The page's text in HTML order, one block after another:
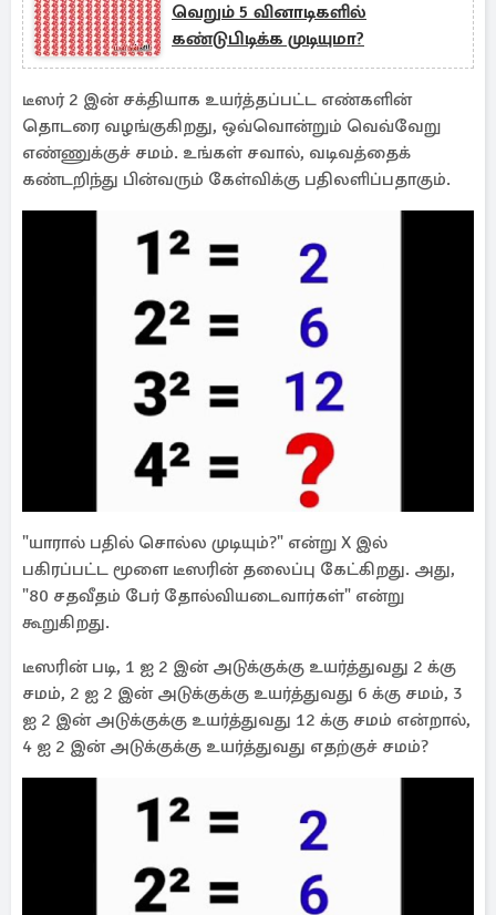
வெறும் 5 வினாடிகளில்
கண்டுபிடிக்க முடியுமா?
டீஸர் 2 இன் சக்தியாக உயர்த்தப்பட்ட எண்களின்
தொடரை வழங்குகிறது, ஒவ்வொன்றும் வெவ்வேறு
எண்ணுக்குச் சமம். உங்கள் சவால், வடிவத்தைக்
கண்டறிந்து பின்வரும் கேள்விக்கு பதிலளிப்பதாகும்.
"யாரால் பதில் சொல்ல முடியும்?" என்று X இல்
பகிரப்பட்ட மூளை டீஸரின் தலைப்பு கேட்கிறது. அது,
"80 சதவீதம் பேர் தோல்வியடைவார்கள்" என்று
கூறுகிறது.
டீஸரின் படி, 1 ஐ 2 இன் அடுக்குக்கு உயர்த்துவது 2 க்கு
சமம், 2 ஐ 2 இன் அடுக்குக்கு உயர்த்துவது 6 க்கு சமம், 3
ஐ 2 இன் அடுக்குக்கு உயர்த்துவது 12 க்கு சமம் என்றால்,
4 ஐ 2 இன் அடுக்குக்கு உயர்த்துவது எதற்குச் சமம்?